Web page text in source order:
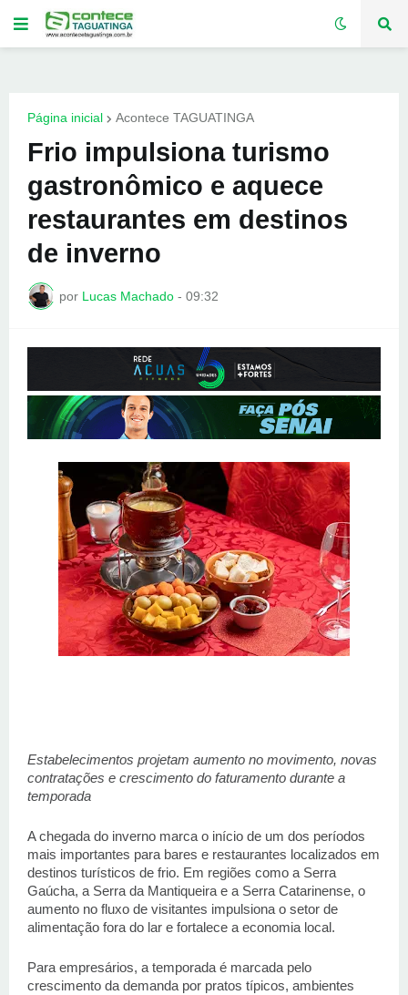
Página inicial Acontece TAGUATINGA
Frio impulsiona turismo
gastronômico e aquece
restaurantes em destinos
de inverno
por Lucas Machado - 09:32
Estabelecimentos projetam aumento no movimento, novas
contratações e crescimento do faturamento durante a
temporada
A chegada do inverno marca o início de um dos períodos
mais importantes para bares e restaurantes localizados em
destinos turísticos de frio. Em regiões como a Serra
Gaúcha, a Serra da Mantiqueira e a Serra Catarinense, o
aumento no fluxo de visitantes impulsiona o setor de
alimentação fora do lar e fortalece a economia local.
Para empresários, a temporada é marcada pelo
crescimento da demanda por pratos típicos, ambientes